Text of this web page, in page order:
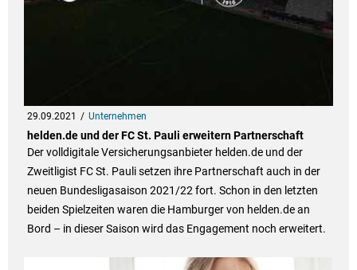
29.09.2021 Unternehmen
helden.de und der FC St. Pauli erweitern Partnerschaft
Der volldigitale Versicherungsanbieter helden.de und der
Zweitligist FC St. Pauli setzen ihre Partnerschaft auch in der
neuen Bundesligasaison 2021/22 fort. Schon in den letzten
beiden Spielzeiten waren die Hamburger von helden.de an
Bord – in dieser Saison wird das Engagement noch erweitert.